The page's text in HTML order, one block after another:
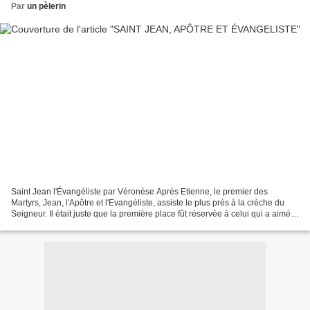
Par un pèlerin
Saint Jean l'Évangéliste par Véronèse Après Etienne, le premier des
Martyrs, Jean, l'Apôtre et l'Evangéliste, assiste le plus près à la crèche du
Seigneur. Il était juste que la première place fût réservée à celui qui a aimé